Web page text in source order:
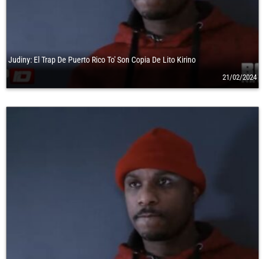
Judiny: El Trap De Puerto Rico To' Son Copia De Lito Kirino
21/02/2024